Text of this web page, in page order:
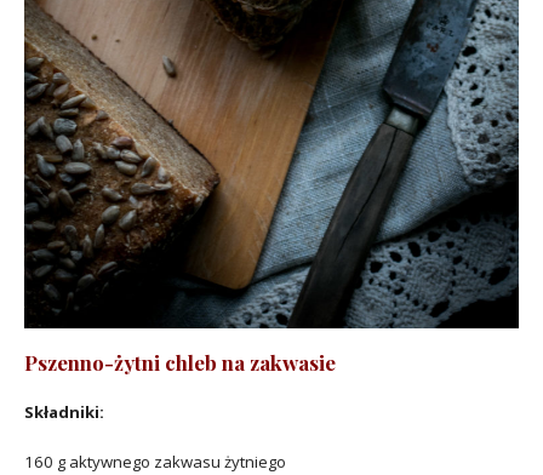
Pszenno-żytni chleb na zakwasie
Składniki:
160 g aktywnego zakwasu żytniego